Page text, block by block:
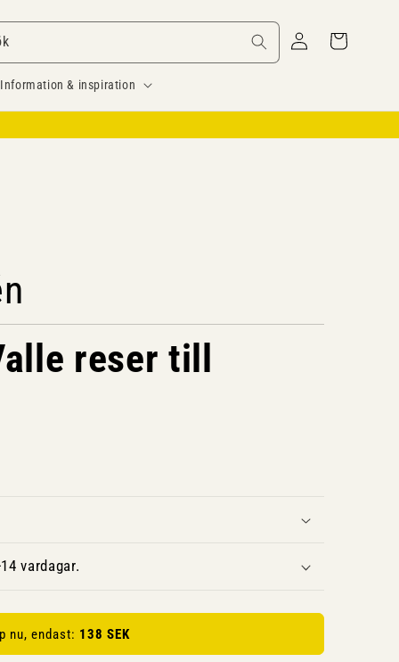
Information & inspiration
in
Varukorg
reser till
vardagar.
nu, endast: 138 SEK